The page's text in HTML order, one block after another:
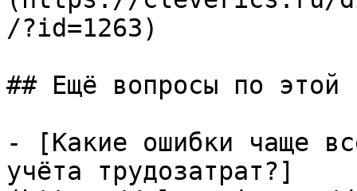
/?id=1263)
## Ещё вопросы по этой
- [Какие ошибки чаще
учёта трудозатрат?]